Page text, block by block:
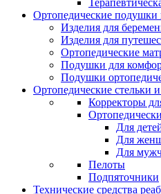
Ортопедические подушки
Изделия для
Изделия для
Ортопедические
Подушки для
Подушки
Ортопедические стельки
Корректоры
Для
Для
Для
Пелоты
Подпяточники
Технические средства